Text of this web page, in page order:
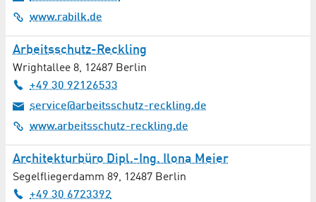
www.rabilk.de
Arbeitsschutz-Reckling
Wrightallee 8, 12487 Berlin
+49 30 92126533
service@arbeitsschutz-reckling.de
www.arbeitsschutz-reckling.de
Architekturbüro Dipl.-Ing. Ilona Meier
Segelfliegerdamm 89, 12487 Berlin
+49 30 6723392